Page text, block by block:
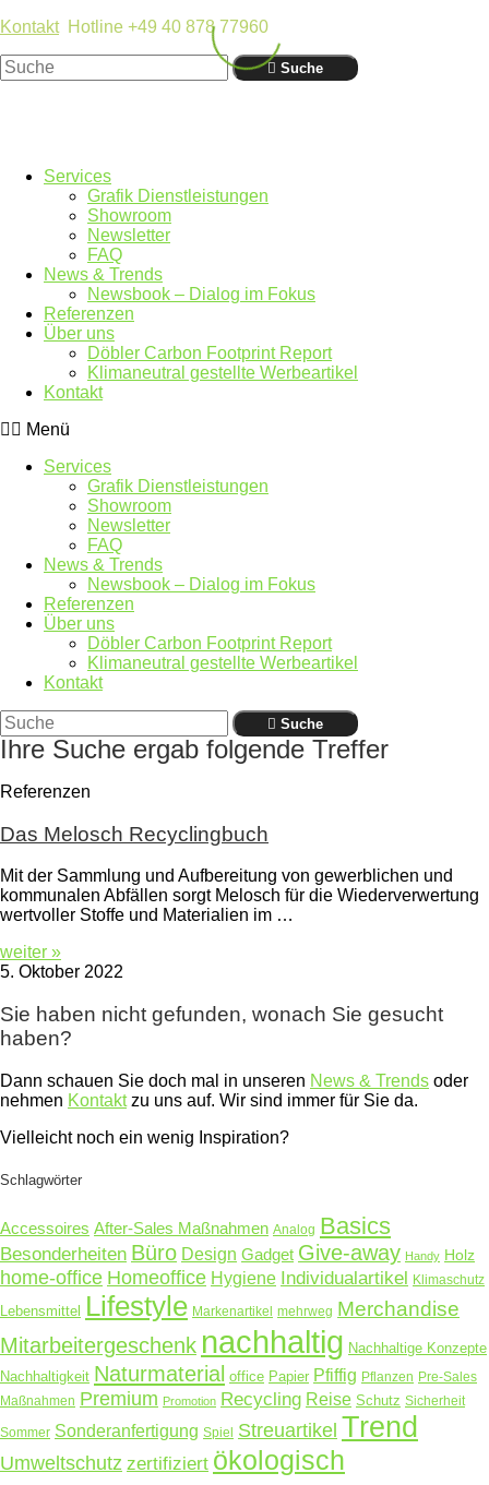
KontaktHotline +49 40 878 77960
Suche
Services
Grafik Dienstleistungen
Showroom
Newsletter
FAQ
News & Trends
Newsbook – Dialog im Fokus
Referenzen
Über uns
Döbler Carbon Footprint Report
Klimaneutral gestellte Werbeartikel
Kontakt
Menü
Services
Grafik Dienstleistungen
Showroom
Newsletter
FAQ
News & Trends
Newsbook – Dialog im Fokus
Referenzen
Über uns
Döbler Carbon Footprint Report
Klimaneutral gestellte Werbeartikel
Kontakt
Suche
Ihre Suche ergab folgende Treffer
Referenzen
Das Melosch Recyclingbuch
Mit der Sammlung und Aufbereitung von gewerblichen und
kommunalen Abfällen sorgt Melosch für die Wiederverwertung
wertvoller Stoffe und Materialien im …
weiter »
5. Oktober 2022
Sie haben nicht gefunden, wonach Sie gesucht
haben?
Dann schauen Sie doch mal in unseren News & Trends oder
nehmen Kontaktzu uns auf. Wir sind immer für Sie da.
Vielleicht noch ein wenig Inspiration?
Schlagwörter
Accessoires After-Sales Maßnahmen Analog Basics
Besonderheiten Büro Design Gadget Give-away Handy Holz
home-office Homeoffice Hygiene Individualartikel Klimaschutz
Lebensmittel Lifestyle Markenartikel mehrweg Merchandise
Mitarbeitergeschenk nachhaltig Nachhaltige Konzepte
Nachhaltigkeit Naturmaterial office Papier Pfiffig Pflanzen Pre-Sales
Maßnahmen Premium Promotion Recycling Reise Schutz Sicherheit
Sommer Sonderanfertigung Spiel Streuartikel Trend
Umweltschutz zertifiziert ökologisch